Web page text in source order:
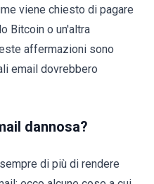
viene chiesto di pagare
Bitcoin o un'altra
affermazioni sono
email dovrebbero
dannosa?
di più di rendere